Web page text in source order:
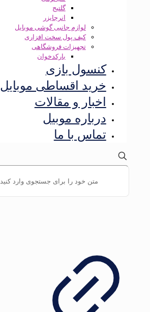
گلتیج
انرجایزر
لوازم جانبی گوشی موبایل
کیف پول سخت افزاری
تجهیزات فروشگاهی
بارکدخوان
کنسول بازی
خرید اقساطی موبایل
اخبار و مقالات
درباره موبیل
تماس با ما